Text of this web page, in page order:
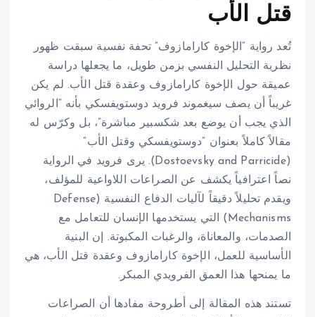
قتل الأب
تُعد رواية “الإخوة كارامازوف” تحفة نفسية سبقت ظهور
نظرية التحليل النفسي بزمن طويل، ما يجعلها دراسة
عميقة حول الإخوة كارامازوف وعقدة قتل الأب. لم يكن
غريباً أن يصف سيغموند فرويد دوستويفسكي بأنه “الروائي
الذي يجب أن يوضع بعد شكسبير مباشرة”، بل وكرّس له
مقالاً كاملاً بعنوان “دوستويفسكي وقتل الأب”
(Dostoevsky and Parricide). يرى فرويد في الرواية
نصاً اعترافياً يكشف عن الصراعات اللاواعية للمؤلف،
ويقدم تحليلاً دقيقاً لآليات الدفاع النفسية (Defense
Mechanisms) التي يستخدمها الإنسان للتعامل مع
الصدمات، والمعاناة، والرغبات المكبوتة. إن البنية
الأساسية للعمل، الإخوة كارامازوف وعقدة قتل الأب، هي
ما يمنحها هذا العمق الفرويدي المبكر.
تستند هذه المقالة إلى أطروحة مفادها أن الصراعات